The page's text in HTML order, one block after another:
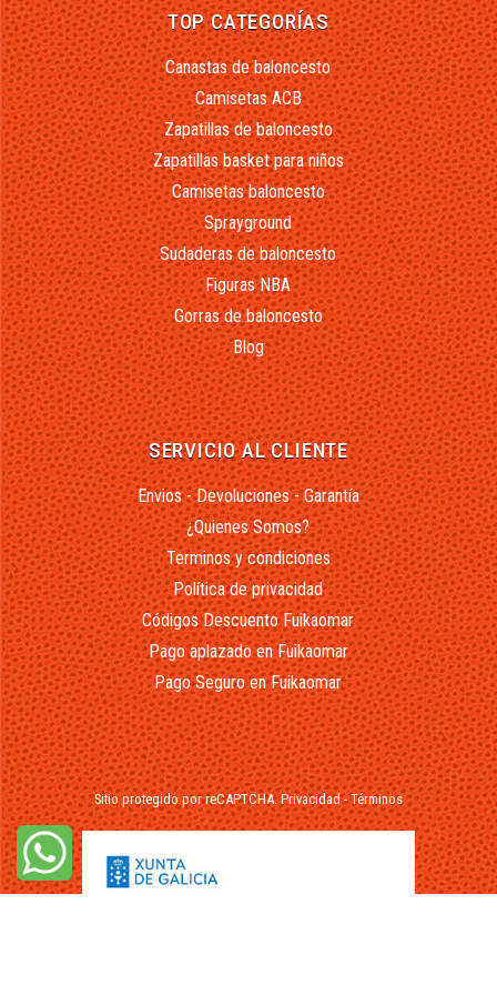
TOP CATEGORÍAS
Canastas de baloncesto
Camisetas ACB
Zapatillas de baloncesto
Zapatillas basket para niños
Camisetas baloncesto
Sprayground
Sudaderas de baloncesto
Figuras NBA
Gorras de baloncesto
Blog
SERVICIO AL CLIENTE
Envios - Devoluciones - Garantía
¿Quienes Somos?
Terminos y condiciones
Política de privacidad
Códigos Descuento Fuikaomar
Pago aplazado en Fuikaomar
Pago Seguro en Fuikaomar
Sitio protegido por reCAPTCHA.Privacidad-Términos